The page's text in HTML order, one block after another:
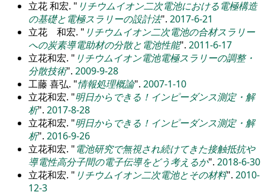
立花 和宏.
リチウムイオン二次電池における電極構造
の基礎と電極スラリーの設計法 . 2017-6-21
立花 和宏.
リチウムイオン二次電池の合材スラリー
への炭素導電助材の分散と電池性能 . 2011-6-17
立花和宏.
リチウムイオン電池電極スラリーの調整・
分散技術 . 2009-9-28
工藤 喜弘. 情報処理概論 . 2007-1-10
立花和宏. 明日からできる！インピーダンス測定・解
析 . 2017-8-28
立花和宏. 明日からできる！インピーダンス測定・解
析 . 2016-9-26
立花和宏.
電池研究で無視され続けてきた接触抵抗や
導電性高分子間の電子伝導をどう考えるか . 2018-6-30
立花和宏.
リチウムイオン二次電池とその材料 . 2010-
12-3